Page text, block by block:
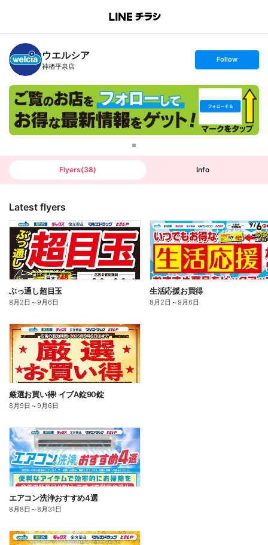
B
n
c
h
T
ウエルシア
神栖平泉店
s
t
o
l
o
w
Follow
Flyers(38) Info
Latest flyers
ぶっ通し超目玉
8月2日 ～9月6日
生活応援お買得
8月2日 ～9月6日
厳選お買い得! イブA錠90錠
8月9日 ～9月6日
エアコン洗浄おすすめ4選
8月8日 ～8月31日